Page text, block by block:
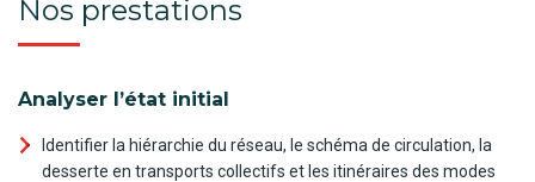
Nos prestations
Analyser l’état initial
Identifier la hiérarchie du réseau, le schéma de circulation, la
desserte en transports collectifs et les itinéraires des modes